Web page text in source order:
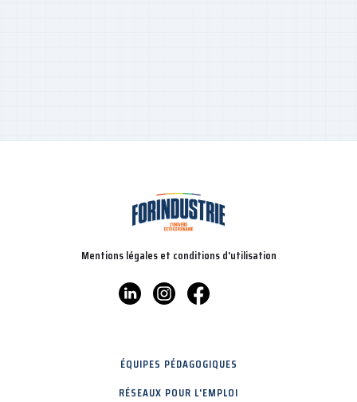
Mentions légales et conditions d'utilisation
ÉQUIPES PÉDAGOGIQUES
RÉSEAUX POUR L'EMPLOI